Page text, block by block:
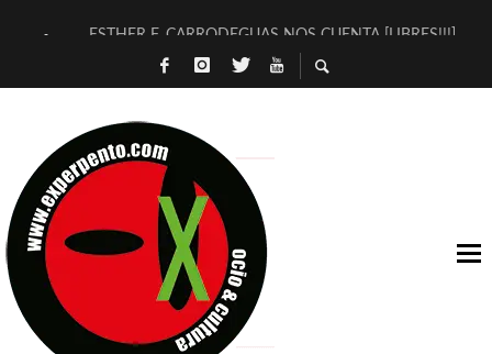
ESTHER F. CARRODEGUAS NOS CUENTA [LIBRES!!!]
[TERRA DE GUAPES] DE SANDRA MONFORT
TIMBRE 4, LA ESCUELA DEL DIRECTOR TEATRAL CLAUDIO
30 AÑOS (NO ES NADA) DE LA KATARSIS DEL TOMATAZO
MILITARES JUDÍAS EN #EXVITA
D’BALDOMEROS REINVENTAN [BITÁCORA 3.0] EN EXVITA
MARSHALL FLASH PRESENTA EN EXVITA [RELATIVA